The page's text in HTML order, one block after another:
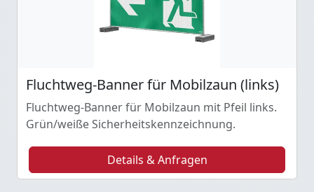
Fluchtweg-Banner für Mobilzaun (links)
Fluchtweg-Banner für Mobilzaun mit Pfeil links.
Grün/weiße Sicherheitskennzeichnung.
Details & Anfragen